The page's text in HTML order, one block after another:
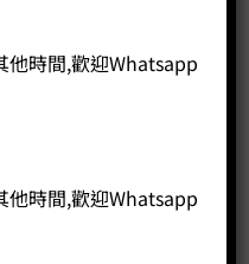
他時間,歡迎Whatsapp
他時間,歡迎Whatsapp